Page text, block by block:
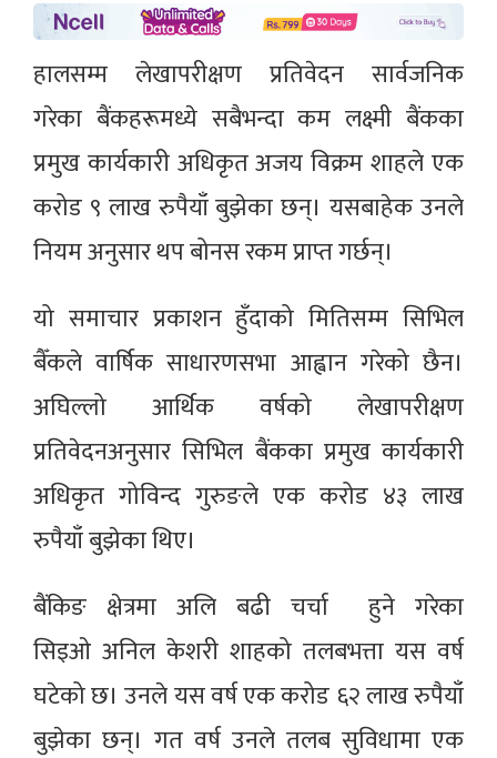
हालसम्म लेखापरीक्षण प्रतिवेदन सार्वजनिक
गरेका बैंकहरूमध्ये सबैभन्दा कम लक्ष्मी बैंकका
प्रमुख कार्यकारी अधिकृत अजय विक्रम शाहले एक
करोड ९ लाख रुपैयाँ बुझेका छन्। यसबाहेक उनले
नियम अनुसार थप बोनस रकम प्राप्त गर्छन्।
यो समाचार प्रकाशन हुँदाको मितिसम्म सिभिल
बैँकले वार्षिक साधारणसभा आह्वान गरेको छैन।
अघिल्लो आर्थिक वर्षको लेखापरीक्षण
प्रतिवेदनअनुसार सिभिल बैंकका प्रमुख कार्यकारी
अधिकृत गोविन्द गुरुङले एक करोड ४३ लाख
रुपैयाँ बुझेका थिए।
बैंकिङ क्षेत्रमा अलि बढी चर्चा हुने गरेका
सिइओ अनिल केशरी शाहको तलबभत्ता यस वर्ष
घटेको छ। उनले यस वर्ष एक करोड ६२ लाख रुपैयाँ
बुझेका छन्। गत वर्ष उनले तलब सुविधामा एक